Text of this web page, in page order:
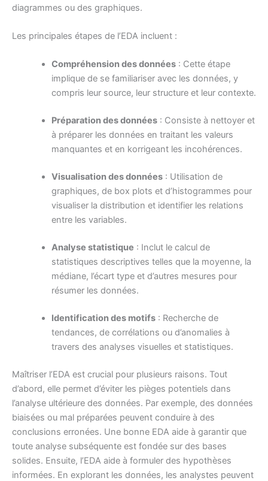
diagrammes ou des graphiques.
Les principales étapes de l’EDA incluent :
Compréhension des données: Cette étape
implique de se familiariser avec les données, y
compris leur source, leur structure et leur contexte.
Préparation des données: Consiste à nettoyer et
à préparer les données en traitant les valeurs
manquantes et en korrigeant les incohérences.
Visualisation des données: Utilisation de
graphiques, de box plots et d’histogrammes pour
visualiser la distribution et identifier les relations
entre les variables.
Analyse statistique : Inclut le calcul de
statistiques descriptives telles que la moyenne, la
médiane, l’écart type et d’autres mesures pour
résumer les données.
Identification des motifs: Recherche de
tendances, de corrélations ou d’anomalies à
travers des analyses visuelles et statistiques.
Maîtriser l’EDA est crucial pour plusieurs raisons. Tout
d’abord, elle permet d’éviter les pièges potentiels dans
l’analyse ultérieure des données. Par exemple, des données
biaisées ou mal préparées peuvent conduire à des
conclusions erronées. Une bonne EDA aide à garantir que
toute analyse subséquente est fondée sur des bases
solides. Ensuite, l’EDA aide à formuler des hypothèses
informées. En explorant les données, les analystes peuvent